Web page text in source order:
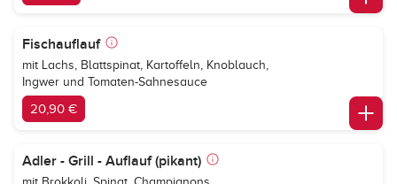
Fischauflauf
mit Lachs, Blattspinat, Kartoffeln, Knoblauch,
Ingwer und Tomaten-Sahnesauce
20,90 €
Adler - Grill - Auflauf (pikant)